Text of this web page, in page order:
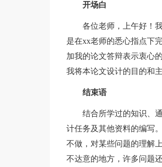
开场白
各位老师，上午好！我
是在xx老师的悉心指点下
加我的论文答辩表示衷心
我将本论文设计的目的和
结束语
结合所学过的知识、通
计任务及其他资料的编写
不做，对某些问题的理解
不达意的地方，许多问题